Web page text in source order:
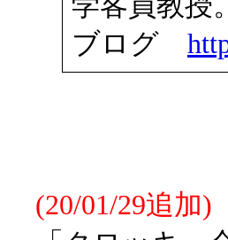
ブログ
(20/01/29追加)